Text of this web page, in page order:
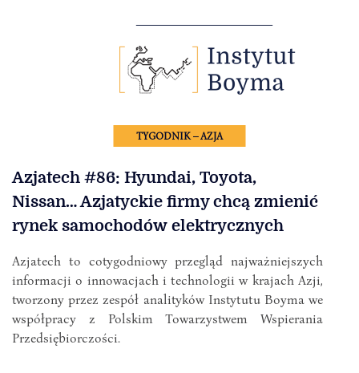
TYGODNIK – AZJA
Azjatech #86: Hyundai, Toyota,
Nissan… Azjatyckie firmy chcą zmienić
rynek samochodów elektrycznych
Azjatech to cotygodniowy przegląd najważniejszych
informacji o innowacjach i technologii w krajach Azji,
tworzony przez zespół analityków Instytutu Boyma we
współpracy z Polskim Towarzystwem Wspierania
Przedsiębiorczości.